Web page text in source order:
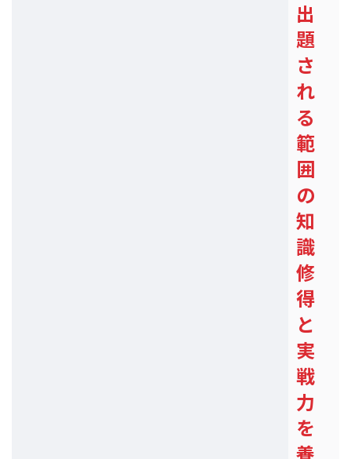
出
題
さ
れ
る
範
囲
の
知
識
修
得
と
実
戦
力
を
養